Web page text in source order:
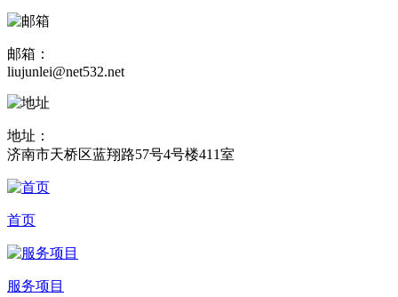
邮箱：
liujunlei@net532.net
地址：
济南市天桥区蓝翔路57号4号楼411室
首页
服务项目